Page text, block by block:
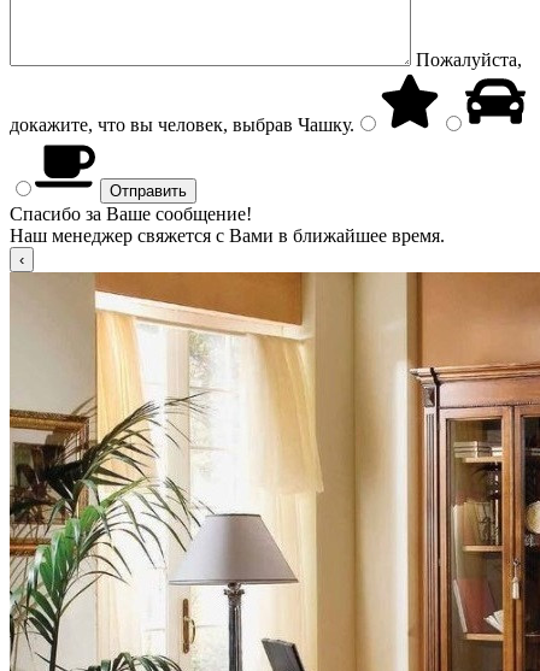
Пожалуйста,
докажите, что вы человек, выбрав Чашку.
Спасибо за Ваше сообщение!
Наш менеджер свяжется с Вами в ближайшее время.